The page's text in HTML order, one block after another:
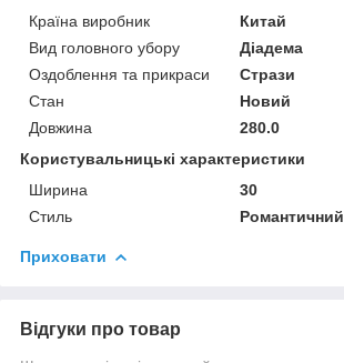
Країна виробник
Китай
Вид головного убору
Діадема
Оздоблення та прикраси
Стрази
Стан
Новий
Довжина
280.0
Користувальницькі характеристики
Ширина
30
Стиль
Романтичний
Приховати
Відгуки про товар